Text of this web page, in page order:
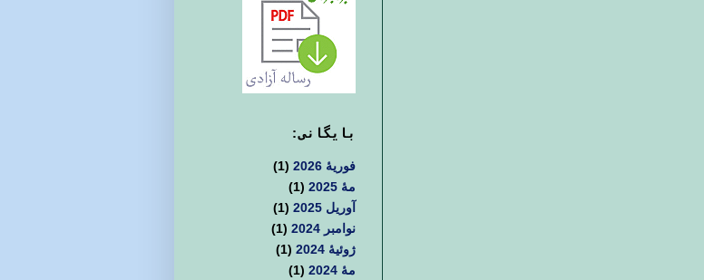
بايگانی:
فوریهٔ 2026
(1)
مهٔ 2025
(1)
آوریل 2025
(1)
نوامبر 2024
(1)
ژوئیهٔ 2024
(1)
مهٔ 2024
(1)